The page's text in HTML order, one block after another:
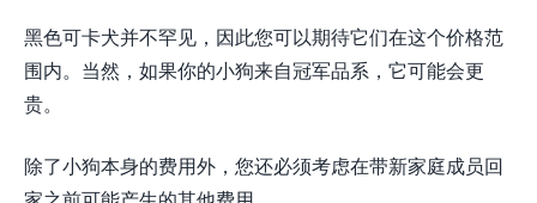
黑色可​​卡犬并不罕见，因此您可以期待它们在这个价格范
围内。当然，如果你的小狗来自冠军品系，它可能会更
贵。
除了小狗本身的费用外，您还必须考虑在带新家庭成员回